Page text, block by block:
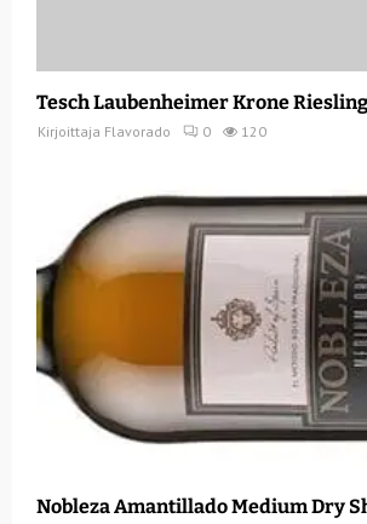
Tesch Laubenheimer Krone Riesling
Kirjoittaja Flavorado 0 120
Nobleza Amantillado Medium Dry